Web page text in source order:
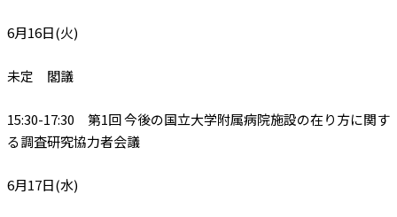
6月16日(火)
未定 閣議
15:30-17:30 第1回 今後の国立大学附属病院施設の在り方に関す
る調査研究協力者会議
6月17日(水)